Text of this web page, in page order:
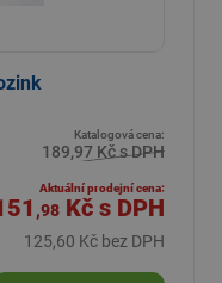
Katalogová cena:
189,97 Kč s DPH
Aktuální prodejní cena:
,98 Kč s DPH
125,60 Kč bez DPH